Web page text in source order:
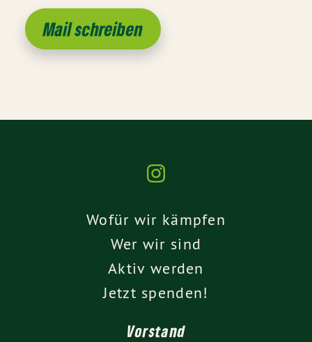
Mail schreiben
Wofür wir kämpfen
Wer wir sind
Aktiv werden
Jetzt spenden!
Vorstand